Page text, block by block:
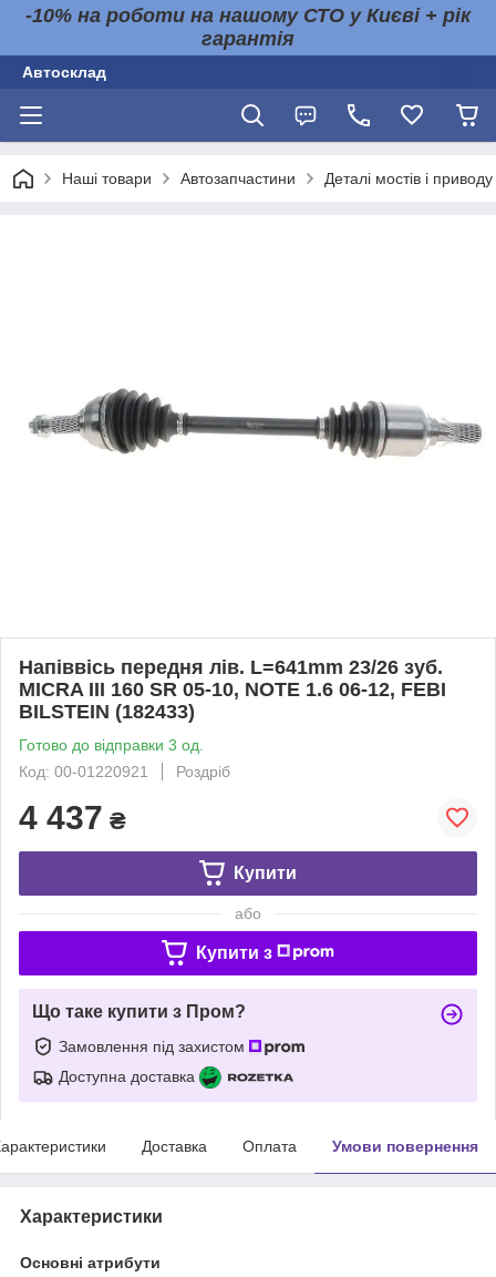
-10% на роботи на нашому СТО у Києві + рік
гарантія
Автосклад
Наші товари Автозапчастини Деталі мостів і приводу
Напіввісь передня лів. L=641mm 23/26 зуб.
MICRA III 160 SR 05-10, NOTE 1.6 06-12, FEBI
BILSTEIN (182433)
Готово до відправки 3 од.
Код: 00-01220921
Роздріб
4 437 ₴
Купити
або
Купити з
Що таке купити з Пром?
Замовлення під захистом
Доступна доставка
Доставка Оплата Умови повернення
Характеристики
Основні атрибути